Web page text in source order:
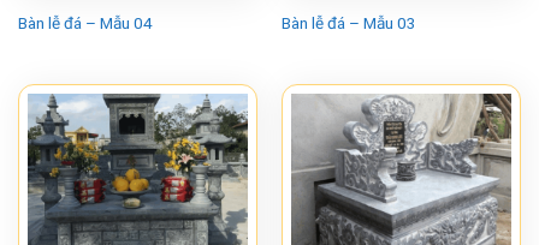
Bàn lễ đá – Mẫu 04 Bàn lễ đá – Mẫu 03